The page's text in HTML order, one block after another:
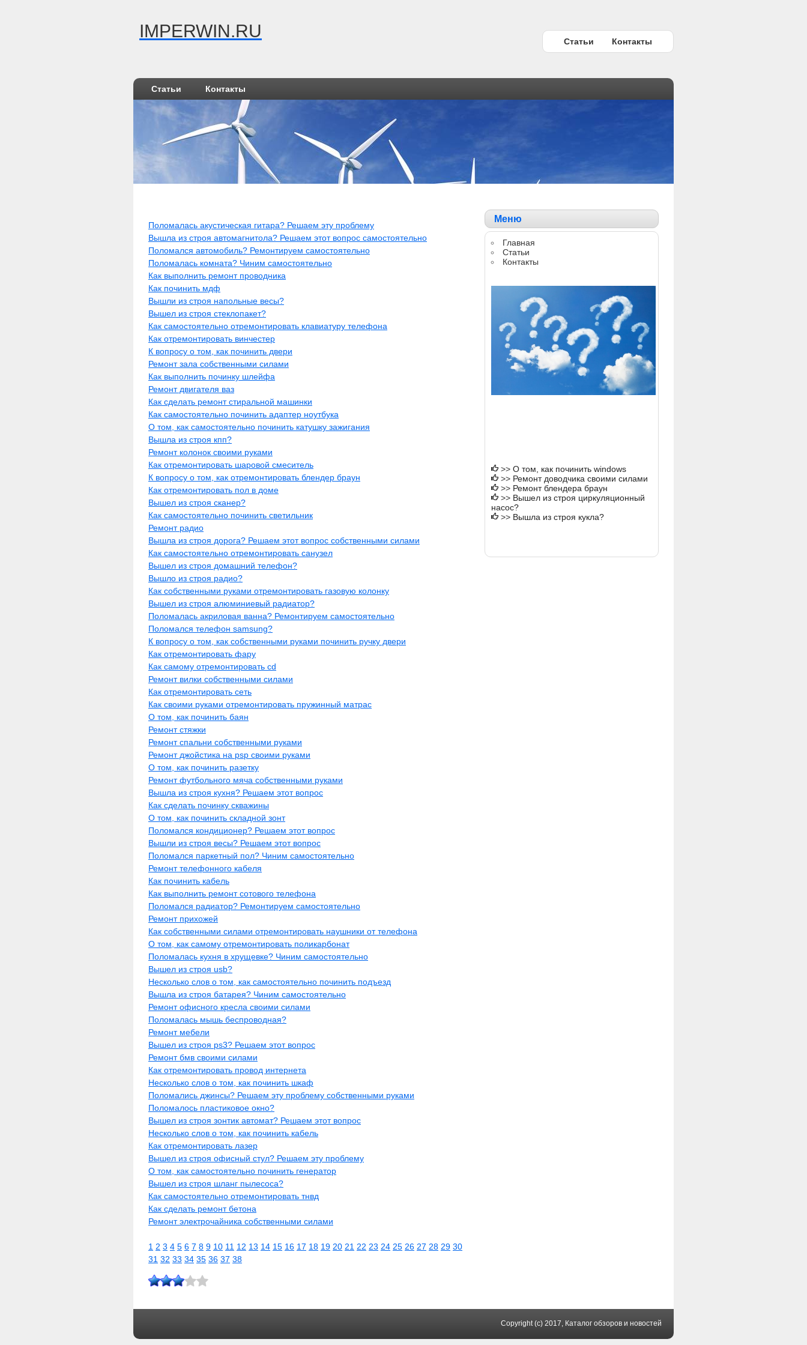
IMPERWIN.RU
Статьи Контакты
Статьи Контакты
Поломалась акустическая гитара? Решаем эту проблему
Вышла из строя автомагнитола? Решаем этот вопрос самостоятельно
Поломался автомобиль? Ремонтируем самостоятельно
Поломалась комната? Чиним самостоятельно
Как выполнить ремонт проводника
Как починить мдф
Вышли из строя напольные весы?
Вышел из строя стеклопакет?
Как самостоятельно отремонтировать клавиатуру телефона
Как отремонтировать винчестер
К вопросу о том, как починить двери
Ремонт зала собственными силами
Как выполнить починку шлейфа
Ремонт двигателя ваз
Как сделать ремонт стиральной машинки
Как самостоятельно починить адаптер ноутбука
О том, как самостоятельно починить катушку зажигания
Вышла из строя кпп?
Ремонт колонок своими руками
Как отремонтировать шаровой смеситель
К вопросу о том, как отремонтировать блендер браун
Как отремонтировать пол в доме
Вышел из строя сканер?
Как самостоятельно починить светильник
Ремонт радио
Вышла из строя дорога? Решаем этот вопрос собственными силами
Как самостоятельно отремонтировать санузел
Вышел из строя домашний телефон?
Вышло из строя радио?
Как собственными руками отремонтировать газовую колонку
Вышел из строя алюминиевый радиатор?
Поломалась акриловая ванна? Ремонтируем самостоятельно
Поломался телефон samsung?
К вопросу о том, как собственными руками починить ручку двери
Как отремонтировать фару
Как самому отремонтировать cd
Ремонт вилки собственными силами
Как отремонтировать сеть
Как своими руками отремонтировать пружинный матрас
О том, как починить баян
Ремонт стяжки
Ремонт спальни собственными руками
Ремонт джойстика на psp своими руками
О том, как починить разетку
Ремонт футбольного мяча собственными руками
Вышла из строя кухня? Решаем этот вопрос
Как сделать починку скважины
О том, как починить складной зонт
Поломался кондиционер? Решаем этот вопрос
Вышли из строя весы? Решаем этот вопрос
Поломался паркетный пол? Чиним самостоятельно
Ремонт телефонного кабеля
Как починить кабель
Как выполнить ремонт сотового телефона
Поломался радиатор? Ремонтируем самостоятельно
Ремонт прихожей
Как собственными силами отремонтировать наушники от телефона
О том, как самому отремонтировать поликарбонат
Поломалась кухня в хрущевке? Чиним самостоятельно
Вышел из строя usb?
Несколько слов о том, как самостоятельно починить подъезд
Вышла из строя батарея? Чиним самостоятельно
Ремонт офисного кресла своими силами
Поломалась мышь беспроводная?
Ремонт мебели
Вышел из строя ps3? Решаем этот вопрос
Ремонт бмв своими силами
Как отремонтировать провод интернета
Несколько слов о том, как починить шкаф
Поломались джинсы? Решаем эту проблему собственными руками
Поломалось пластиковое окно?
Вышел из строя зонтик автомат? Решаем этот вопрос
Несколько слов о том, как починить кабель
Как отремонтировать лазер
Вышел из строя офисный стул? Решаем эту проблему
О том, как самостоятельно починить генератор
Вышел из строя шланг пылесоса?
Как самостоятельно отремонтировать тнвд
Как сделать ремонт бетона
Ремонт электрочайника собственными силами
1 2 3 4 5 6 7 8 9 10 11 12 13 14 15 16 17 18 19 20 21 22 23 24 25 26 27 28 29 30
31 32 33 34 35 36 37 38
Меню
Главная
Статьи
Контакты
>> О том, как починить windows
>> Ремонт доводчика своими силами
>> Ремонт блендера браун
>> Вышел из строя циркуляционный
насос?
>> Вышла из строя кукла?
Copyright (c) 2017, Каталог обзоров и новостей